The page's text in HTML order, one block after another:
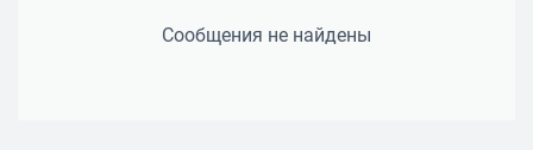
Сообщения не найдены